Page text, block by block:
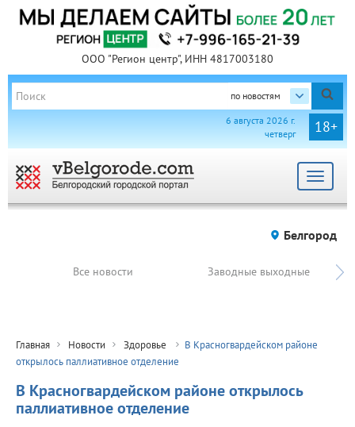
ООО "Регион центр", ИНН 4817003180
по новостям
18+
6 августа 2026 г.
четверг
Toggle
Белгород
Все новости Заводные выходные
Главная Новости Здоровье
В Красногвардейском районе
открылось паллиативное отделение
В Красногвардейском районе открылось
паллиативное отделение